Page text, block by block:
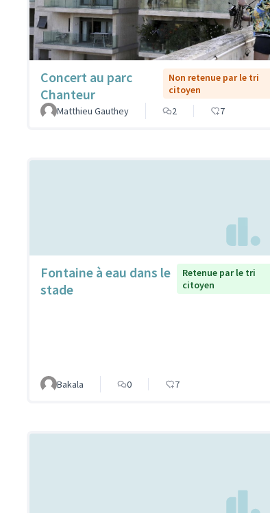
Concert au parc
Chanteur
Non retenue par le tri
citoyen
Matthieu Gauthey
2 7
Fontaine à eau dans le
stade
Retenue par le tri
citoyen
Bakala 0 7